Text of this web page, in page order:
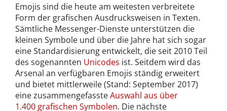
Emojis sind die heute am weitesten verbreitete
Form der grafischen Ausdrucksweisen in Texten.
Sämtliche Messenger-Dienste unterstützen die
kleinen Symbole und über die Jahre hat sich sogar
eine Standardisierung entwickelt, die seit 2010 Teil
des sogenannten Unicodes ist. Seitdem wird das
Arsenal an verfügbaren Emojis ständig erweitert
und bietet mittlerweile (Stand: September 2017)
eine zusammengefassteAuswahl aus über
1.400 grafischen Symbolen. Die nächste